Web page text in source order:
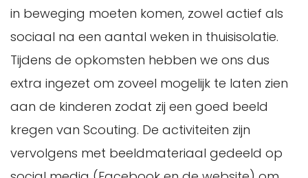
in beweging moeten komen, zowel actief als
sociaal na een aantal weken in thuisisolatie.
Tijdens de opkomsten hebben we ons dus
extra ingezet om zoveel mogelijk te laten zien
aan de kinderen zodat zij een goed beeld
kregen van Scouting. De activiteiten zijn
vervolgens met beeldmateriaal gedeeld op